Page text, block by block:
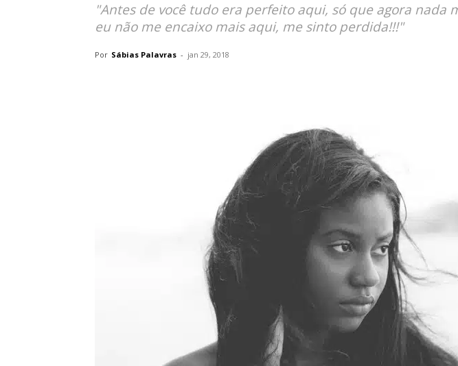
"Antes de você tudo era perfeito aqui, só que agora nada
eu não me encaixo mais aqui, me sinto perdida!!!"
Por Sábias Palavras - jan 29, 2018